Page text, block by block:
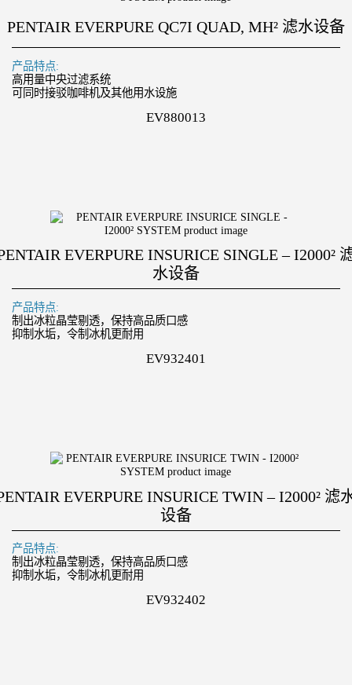
PENTAIR EVERPURE QC7I QUAD, MH² 滤水设备
产品特点:
高用量中央过滤系统
可同时接驳咖啡机及其他用水设施
EV880013
EVERPURE INSURICE SINGLE – I2000²
水设备
产品特点:
制出冰粒晶莹剔透，保持高品质口感
抑制水垢，令制冰机更耐用
EV932401
EVERPURE INSURICE TWIN – I2000² 滤
设备
产品特点:
制出冰粒晶莹剔透，保持高品质口感
抑制水垢，令制冰机更耐用
EV932402